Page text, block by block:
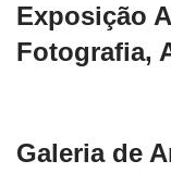
Exposição
Fotografia,
Galeria de